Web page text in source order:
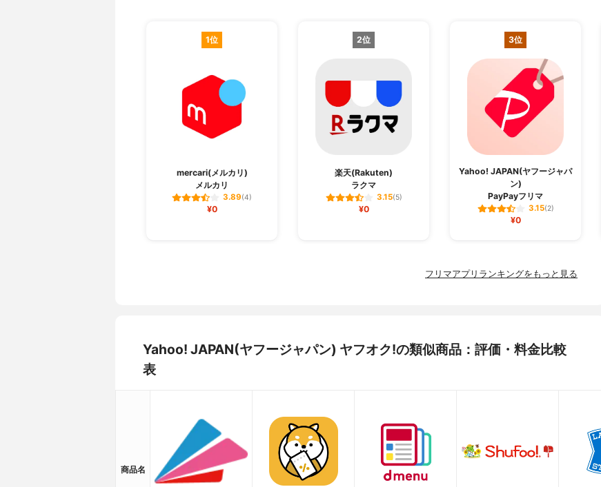
1位
mercari(メルカリ)
メルカリ
3.89(4)
¥0
2位
楽天(Rakuten)
ラクマ
3.15(5)
¥0
3位
Yahoo! JAPAN(ヤフージャパ
ン)
PayPayフリマ
3.15(2)
¥0
フリマアプリランキングをもっと見る
Yahoo! JAPAN(ヤフージャパン) ヤフオク!の類似商品：評価・料金比較
表
商品名